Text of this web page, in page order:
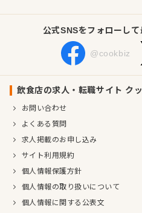
公式SNSをフォローして
@cookbiz
飲食店の求人・転職サイト ク
お問い合わせ
よくある質問
求人掲載のお申し込み
サイト利用規約
個人情報保護方針
個人情報の取り扱いについて
個人情報に関する公表文